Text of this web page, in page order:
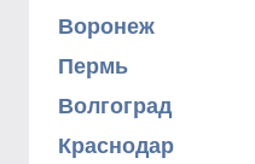
Воронеж
Пермь
Волгоград
Краснодар